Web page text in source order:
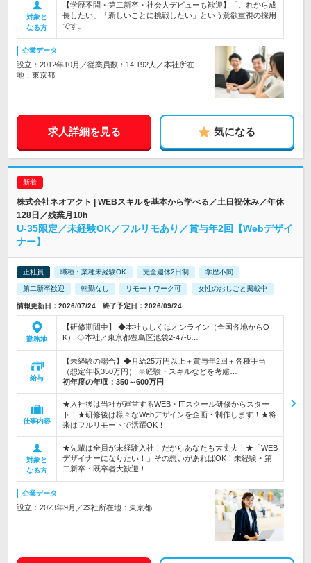
対象と
なる方
【学歴不問・第二新卒・社会人デビューも歓迎】「これから成
長したい」「新しいことに挑戦したい」という意欲重視の採用
です。
企業データ
設立：2012年10月／従業員数：14,192人／本社所在
地：東京都
求人詳細を見る 気になる
株式会社ネオアクト | WEBスキルを基本から学べる／土日祝休み／年休
128日／残業月10h
U-35限定／未経験OK／フルリモあり／賞与年2回【Webデザイ
ナー】
正社員 職種・業種未経験OK 完全週休2日制 学歴不問
第二新卒歓迎 転勤なし リモートワーク可 女性のおしごと掲載中
情報更新日：2026/07/24 終了予定日：2026/09/24
勤務地
【研修期間中】 ◆本社もしくはオンライン（全国各地からO
K） ◇本社／東京都豊島区池袋2-47-6…
給与
【未経験の場合】◆月給25万円以上＋賞与年2回＋各種手当
（想定年収350万円） ※経験・スキルなどを考慮…
初年度の年収： 350～600万円
仕事内容
★入社後は当社が運営するWEB・ITスクール研修からスター
ト！★研修後は様々なWebデザインを企画・制作します！★将
来はフルリモートで活躍OK！
対象と
なる方
★先輩は全員が未経験入社！だからあなたも大丈夫！★「WEB
デザイナーになりたい！」その想いがあればOK！未経験・第
二新卒・既卒者大歓迎！
企業データ
設立：2023年9月／本社所在地：東京都